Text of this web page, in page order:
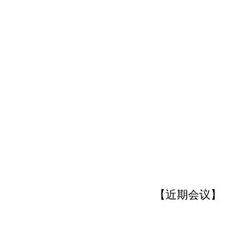
【近期会议】